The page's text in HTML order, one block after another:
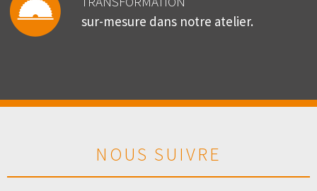
sur-mesure dans notre atelier.
NOUS SUIVRE